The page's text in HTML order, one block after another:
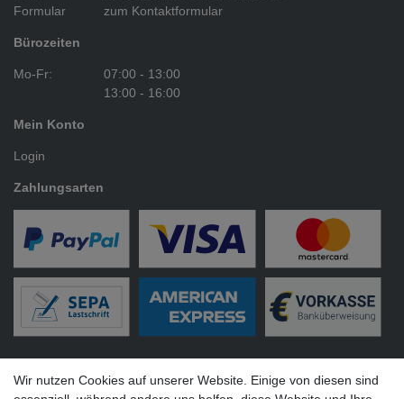
Formular
zum Kontaktformular
Bürozeiten
Mo-Fr:
07:00 - 13:00
13:00 - 16:00
Mein Konto
Login
Zahlungsarten
Wir nutzen Cookies auf unserer Website. Einige von diesen sind